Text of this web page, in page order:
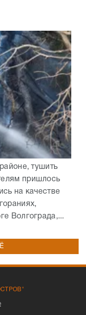
тушить
пришлось
на качестве
Волгограда,...